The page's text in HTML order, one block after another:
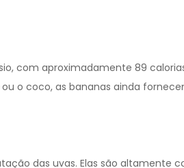
com aproximadamente 89
o coco, as bananas ainda
das uvas. Elas são altamente